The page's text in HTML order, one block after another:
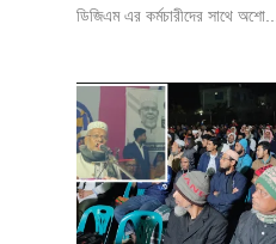
ডিজিএম এর কর্মচারীদের সাথে অশো...